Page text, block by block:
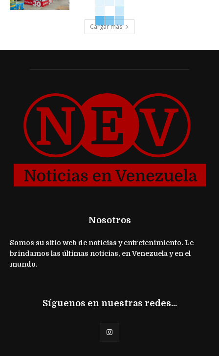
Cargar más
Nosotros
Somos su sitio web de noticias y entretenimiento. Le
brindamos las últimas noticias, en Venezuela y en el
mundo.
Síguenos en nuestras redes...